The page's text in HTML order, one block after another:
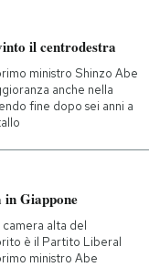
il centrodestra
ministro Shinzo Abe
anche nella
fine dopo sei anni a
in Giappone
alta del
è il Partito Liberal
ministro Abe